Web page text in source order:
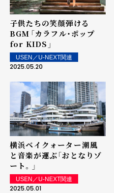
子供たちの笑顔弾ける
BGM――「カラフル・ポップ
for KIDS」
USEN／U-NEXT関連
2025.05.20
横浜ベイクォーター――潮風
と音楽が運ぶ「おとなりゾ
ート。」
USEN／U-NEXT関連
2025.05.01